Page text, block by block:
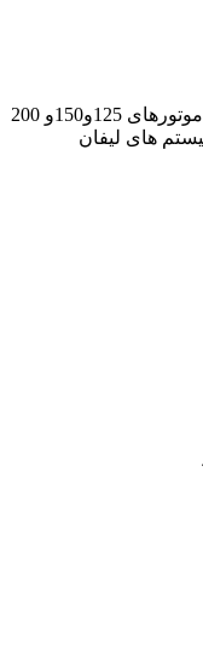
این پمپ بنزین اورجینال شرکتی مخصوص موتورهای 125و150و 200